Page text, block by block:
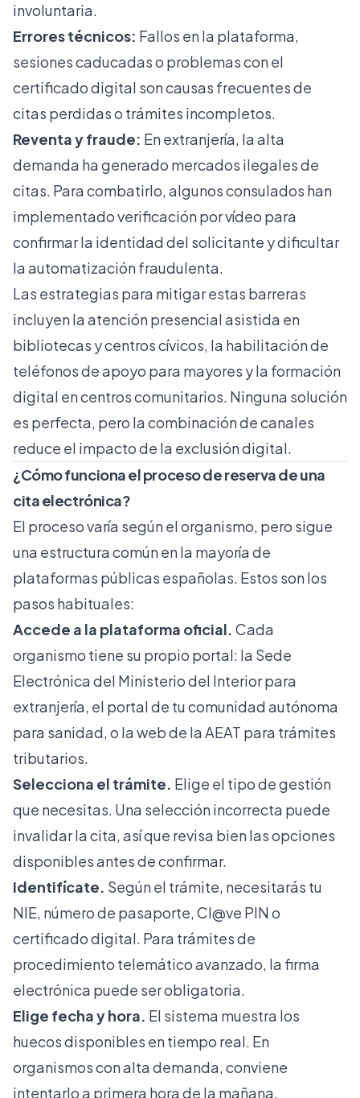
involuntaria.
Errores técnicos: Fallos en la plataforma,
sesiones caducadas o problemas con el
certificado digital son causas frecuentes de
citas perdidas o trámites incompletos.
Reventa y fraude: En extranjería, la alta
demanda ha generado mercados ilegales de
citas. Para combatirlo, algunos consulados han
implementadoverificación por vídeo para
confirmar la identidad del solicitante y dificultar
la automatización fraudulenta.
Las estrategias para mitigar estas barreras
incluyen la atención presencial asistida en
bibliotecas y centros cívicos, la habilitación de
teléfonos de apoyo para mayores y la formación
digital en centros comunitarios. Ninguna solución
es perfecta, pero la combinación de canales
reduce el impacto de la exclusión digital.
¿Cómo funciona el proceso de reserva de una
cita electrónica?
El proceso varía según el organismo, pero sigue
una estructura común en la mayoría de
plataformas públicas españolas. Estos son los
pasos habituales:
Accede a la plataforma oficial. Cada
organismo tiene su propio portal: la Sede
Electrónica del Ministerio del Interior para
extranjería, el portal de tu comunidad autónoma
para sanidad, o la web de la AEAT para trámites
tributarios.
Selecciona el trámite. Elige el tipo de gestión
que necesitas. Una selección incorrecta puede
invalidar la cita, así que revisa bien las opciones
disponibles antes de confirmar.
Identifícate. Según el trámite, necesitarás tu
NIE, número de pasaporte, Cl@ve PIN o
certificado digital. Para trámites de
procedimiento telemáticoavanzado, la firma
electrónica puede ser obligatoria.
Elige fecha y hora. El sistema muestra los
huecos disponibles en tiempo real. En
organismos con alta demanda, conviene
intentarlo a primera hora de la mañana.